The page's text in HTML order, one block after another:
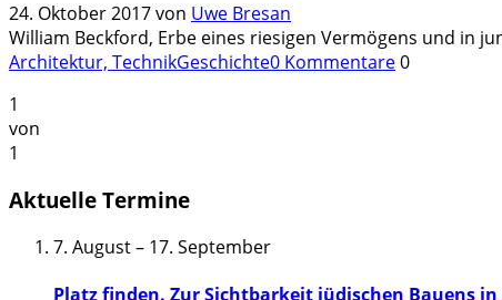
24. Oktober 2017von Uwe Bresan
William Beckford, Erbe eines riesigen Vermögens und in
Architektur, TechnikGeschichte0 Kommentare0
1
von
1
Aktuelle Termine
7. August– 17. September
Platz finden. Zur Sichtbarkeit jüdischen Bauens in